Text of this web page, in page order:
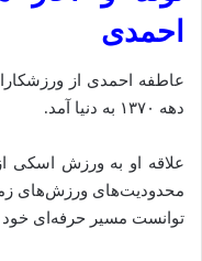
احمدی
عاطفه احمدی از
دهه ۱۳۷۰ به دنیا آمد.
علاقه او به ورزش اسکی
محدودیت‌های ورزش‌های
توانست مسیر حرفه‌ای خود